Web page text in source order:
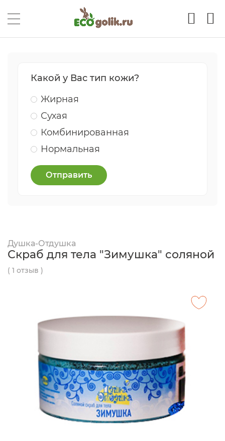
Какой у Вас тип кожи?
Жирная
Сухая
Комбинированная
Нормальная
Отправить
Душка-Отдушка
Скраб для тела "Зимушка" соляной
( 1 отзыв )